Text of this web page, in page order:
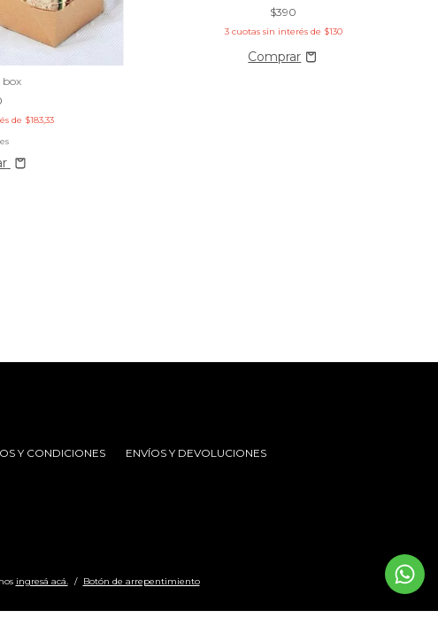
box
de $183,33
$390
3 cuotas sin interés de $130
Y CONDICIONES ENVÍOS Y DEVOLUCIONES
ingresá acá. / Botón de arrepentimiento